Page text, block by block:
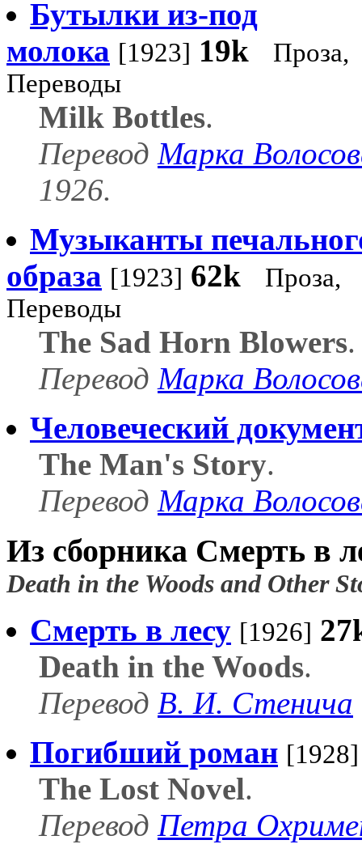
Бутылки из-под
молока [1923] 19k
Проза,
Переводы
Milk Bottles.
Перевод Марка
1926.
Музыканты
образа [1923] 62k
Проза,
Переводы
The Sad Horn Blowers.
Перевод Марка
Человеческий
The Man's Story.
Перевод Марка
Из сборника Смерть в
Death in the Woods and Other
Смерть в лесу [1926]
Death in the Woods.
Перевод В. И. Стенича
Погибший роман [1928]
The Lost Novel.
Перевод Петра